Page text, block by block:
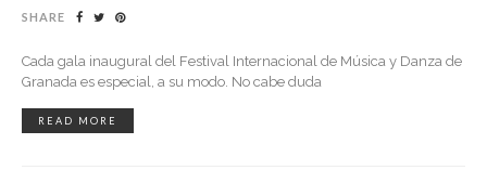
SHARE
Cada gala inaugural del Festival Internacional de Música y Danza de
Granada es especial, a su modo. No cabe duda
READ MORE